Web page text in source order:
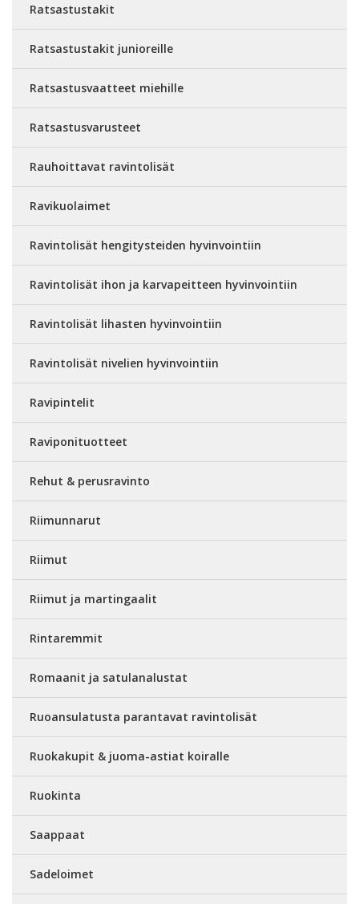
Ratsastustakit
Ratsastustakit junioreille
Ratsastusvaatteet miehille
Ratsastusvarusteet
Rauhoittavat ravintolisät
Ravikuolaimet
Ravintolisät hengitysteiden hyvinvointiin
Ravintolisät ihon ja karvapeitteen hyvinvointiin
Ravintolisät lihasten hyvinvointiin
Ravintolisät nivelien hyvinvointiin
Ravipintelit
Raviponituotteet
Rehut & perusravinto
Riimunnarut
Riimut
Riimut ja martingaalit
Rintaremmit
Romaanit ja satulanalustat
Ruoansulatusta parantavat ravintolisät
Ruokakupit & juoma-astiat koiralle
Ruokinta
Saappaat
Sadeloimet